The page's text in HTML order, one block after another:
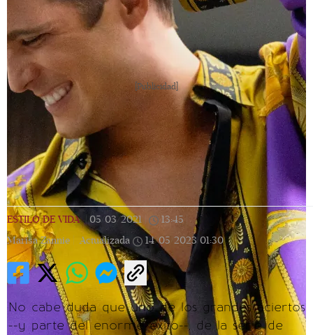
[Publicidad]
ESTILO DE VIDA 05/03/2021 13:45
Marisa Zannie |
Actualizada 14/05/2023 01:30
No cabe duda que uno de los grandes aciertos
--y parte del enorme éxito--, de la serie de